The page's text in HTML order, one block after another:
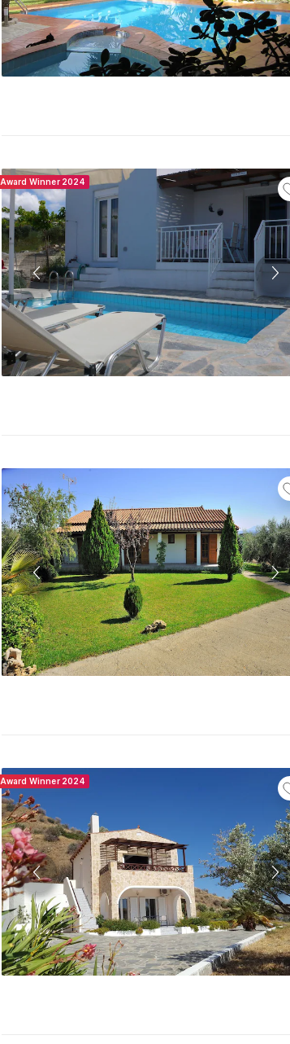
Award Winner 2024
Award Winner 2024